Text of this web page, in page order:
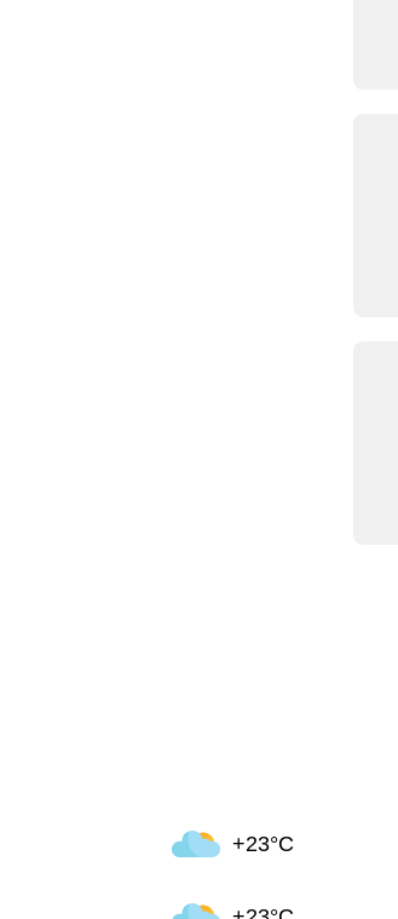
+23°C